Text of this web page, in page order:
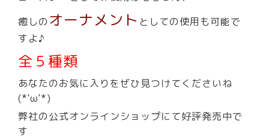
癒しのオーナメント としての使用も可能で
すよ♪
全５種類
あなたのお気に入りをぜひ見つけてくださいね
(*'ω'*)
弊社の公式オンラインショップにて好評発売中で
す